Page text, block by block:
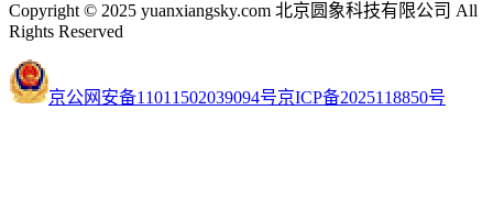
Copyright © 2025 yuanxiangsky.com 北京圆象科技有限公司 All
Rights Reserved
京公网安备11011502039094号京ICP备2025118850号